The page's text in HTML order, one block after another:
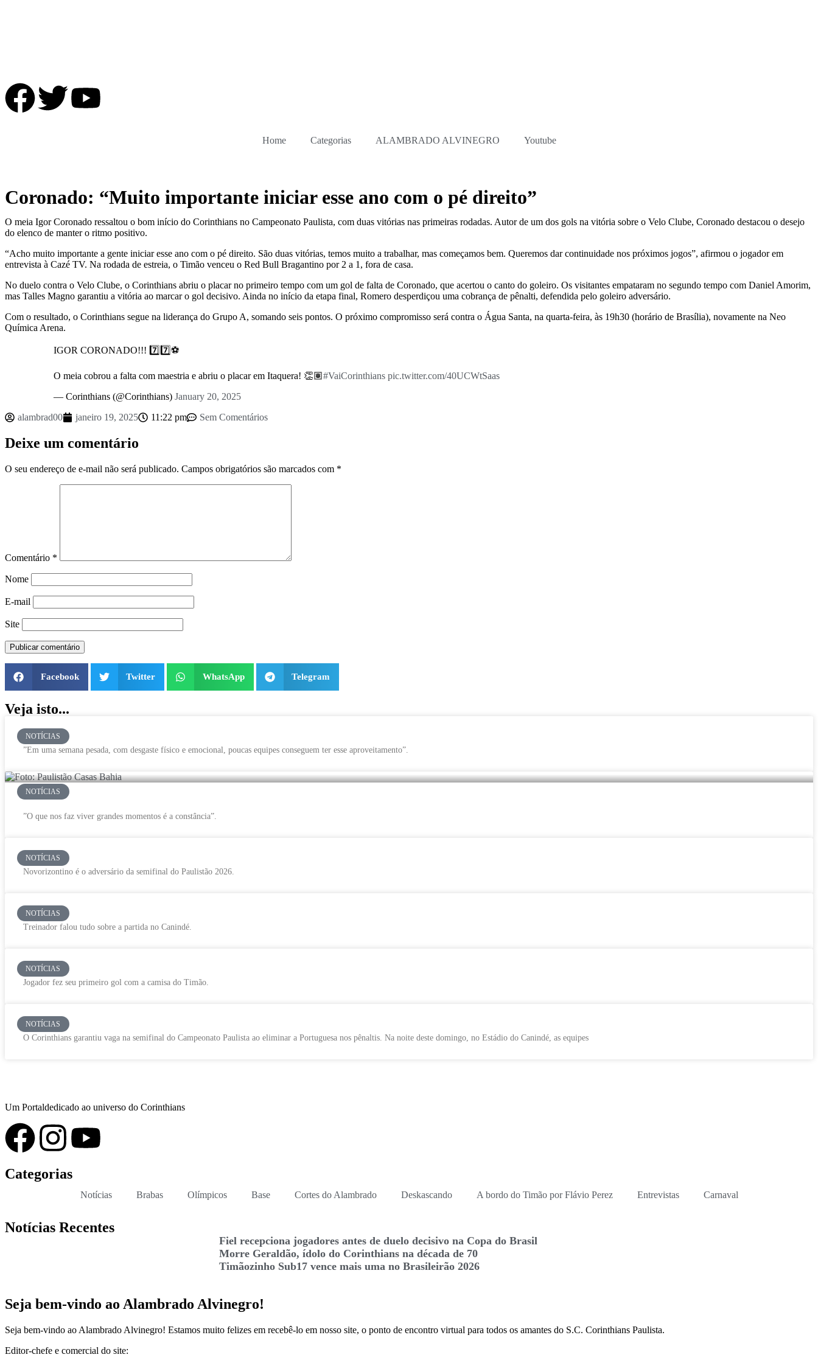
Home Categorias ALAMBRADO ALVINEGRO Youtube
Coronado: “Muito importante iniciar esse ano com o pé direito”
O meia Igor Coronado ressaltou o bom início do Corinthians no Campeonato Paulista, com duas vitórias nas primeiras rodadas. Autor de um dos gols na vitória sobre o Velo Clube, Coronado destacou o desejo
do elenco de manter o ritmo positivo.
“Acho muito importante a gente iniciar esse ano com o pé direito. São duas vitórias, temos muito a trabalhar, mas começamos bem. Queremos dar continuidade nos próximos jogos”, afirmou o jogador em
entrevista à Cazé TV. Na rodada de estreia, o Timão venceu o Red Bull Bragantino por 2 a 1, fora de casa.
No duelo contra o Velo Clube, o Corinthians abriu o placar no primeiro tempo com um gol de falta de Coronado, que acertou o canto do goleiro. Os visitantes empataram no segundo tempo com Daniel Amorim,
mas Talles Magno garantiu a vitória ao marcar o gol decisivo. Ainda no início da etapa final, Romero desperdiçou uma cobrança de pênalti, defendida pelo goleiro adversário.
Com o resultado, o Corinthians segue na liderança do Grupo A, somando seis pontos. O próximo compromisso será contra o Água Santa, na quarta-feira, às 19h30 (horário de Brasília), novamente na Neo
Química Arena.
IGOR CORONADO!!! 7️⃣7️⃣⚽️
O meia cobrou a falta com maestria e abriu o placar em Itaquera! 👏🏽#VaiCorinthians pic.twitter.com/40UCWtSaas
— Corinthians (@Corinthians) January 20, 2025
alambrad00
janeiro 19, 2025 11:22 pm Sem Comentários
Deixe um comentário
O seu endereço de e-mail não será publicado. Campos obrigatórios são marcados com *
Comentário *
Nome
E-mail
Site
Facebook Twitter WhatsApp Telegram
Veja isto...
NOTÍCIAS
”Em uma semana pesada, com desgaste físico e emocional, poucas equipes conseguem ter esse aproveitamento”.
NOTÍCIAS
”O que nos faz viver grandes momentos é a constância”.
NOTÍCIAS
Novorizontino é o adversário da semifinal do Paulistão 2026.
NOTÍCIAS
Treinador falou tudo sobre a partida no Canindé.
NOTÍCIAS
Jogador fez seu primeiro gol com a camisa do Timão.
NOTÍCIAS
O Corinthians garantiu vaga na semifinal do Campeonato Paulista ao eliminar a Portuguesa nos pênaltis. Na noite deste domingo, no Estádio do Canindé, as equipes
Um Portaldedicado ao universo do Corinthians
Categorias
Notícias Brabas Olímpicos Base Cortes do Alambrado Deskascando A bordo do Timão por Flávio Perez Entrevistas Carnaval
Notícias Recentes
Fiel recepciona jogadores antes de duelo decisivo na Copa do Brasil
Morre Geraldão, ídolo do Corinthians na década de 70
Timãozinho Sub17 vence mais uma no Brasileirão 2026
Seja bem-vindo ao Alambrado Alvinegro!
Seja bem-vindo ao Alambrado Alvinegro! Estamos muito felizes em recebê-lo em nosso site, o ponto de encontro virtual para todos os amantes do S.C. Corinthians Paulista.
Editor-chefe e comercial do site: